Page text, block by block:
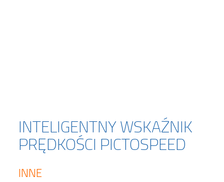
INTELIGENTNY WSKAŹNIK
PRĘDKOŚCI PICTOSPEED
INNE